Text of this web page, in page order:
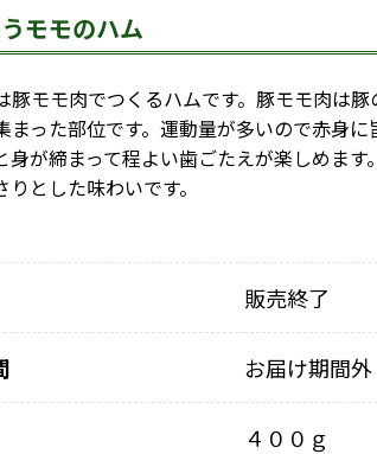
モモのハム
モモ肉でつくるハムです。豚モモ肉は豚
まった部位です。運動量が多いので赤身に
身が締まって程よい歯ごたえが楽しめます
とした味わいです。
販売終了
お届け期間外
４００ｇ